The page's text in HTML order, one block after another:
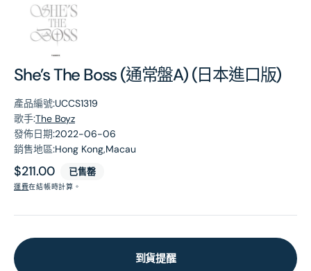
She’s The Boss (通常盤A) (日本進口版)
產品編號:UCCS1319
歌手:The Boyz
發佈日期:2022-06-06
銷售地區:Hong Kong,Macau
原
價
$211.00 已售罄
運費在結帳時計算。
到貨提醒